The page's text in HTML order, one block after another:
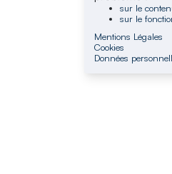
sur le
sur le
Mentions Légales
Cookies
Données